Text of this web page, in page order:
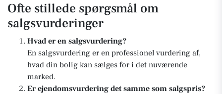
Ofte stillede spørgsmål om
salgsvurderinger
Hvad er en salgsvurdering?
En salgsvurdering er en professionel vurdering af,
hvad din bolig kan sælges for i det nuværende
marked.
Er ejendomsvurdering det samme som salgspris?